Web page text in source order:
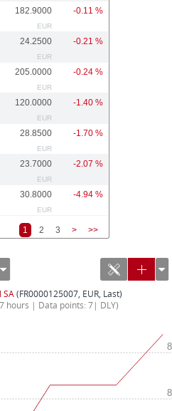
182.9000
EUR
-0.11 %
24.2500
EUR
-0.21 %
205.0000
EUR
-0.24 %
120.0000
EUR
-1.40 %
28.8500
EUR
-1.70 %
23.7000
EUR
-2.07 %
30.8000
EUR
-4.94 %
1 2 3 > >>
SA (FR0000125007, EUR, Last)
hours | Data points: 7| DLY)